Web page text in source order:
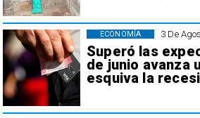
3 De
Superó las
de junio avanza
esquiva la
ECONOMÍA